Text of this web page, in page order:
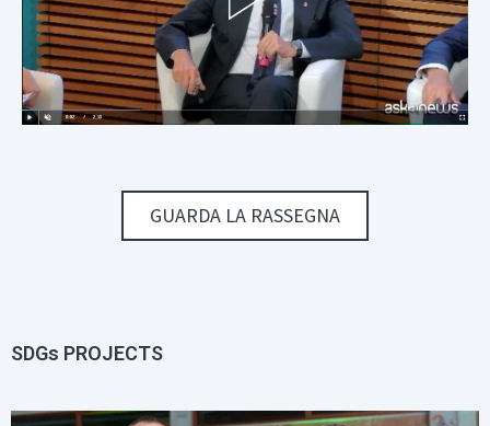
GUARDA LA RASSEGNA
SDGs PROJECTS